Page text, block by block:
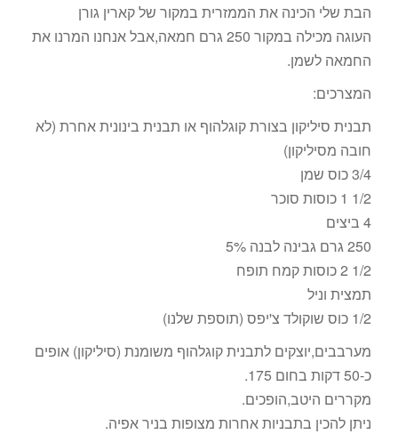
הבת שלי הכינה את הממזרית במקור של קארין גורן
העוגה מכילה במקור 250 גרם חמאה,אבל אנחנו המרנו את
החמאה לשמן.
המצרכים:
תבנית סיליקון בצורת קוגלהוף או תבנית בינונית אחרת (לא
חובה מסיליקון)
3/4 כוס שמן
1/2 1 כוסות סוכר
4 ביצים
250 גרם גבינה לבנה 5%
1/2 2 כוסות קמח תופח
תמצית וניל
1/2 כוס שוקולד צ'יפס (תוספת שלנו)
מערבבים,יוצקים לתבנית קוגלהוף משומנת (סיליקון) אופים
כ-50 דקות בחום 175.
מקררים היטב,הופכים.
ניתן להכין בתבניות אחרות מצופות בניר אפיה.